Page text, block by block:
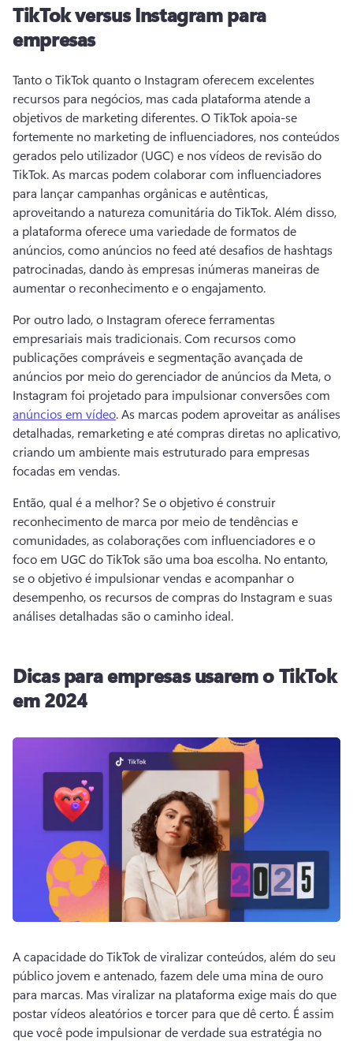
TikTok versus Instagram para
empresas
Tanto o TikTok quanto o Instagram oferecem excelentes
recursos para negócios, mas cada plataforma atende a
objetivos de marketing diferentes. O TikTok apoia-se
fortemente no marketing de influenciadores, nos conteúdos
gerados pelo utilizador (UGC) e nos vídeos de revisão do
TikTok. As marcas podem colaborar com influenciadores
para lançar campanhas orgânicas e autênticas,
aproveitando a natureza comunitária do TikTok. Além disso,
a plataforma oferece uma variedade de formatos de
anúncios, como anúncios no feed até desafios de hashtags
patrocinadas, dando às empresas inúmeras maneiras de
aumentar o reconhecimento e o engajamento.
Por outro lado, o Instagram oferece ferramentas
empresariais mais tradicionais. Com recursos como
publicações compráveis e segmentação avançada de
anúncios por meio do gerenciador de anúncios da Meta, o
Instagram foi projetado para impulsionar conversões com
anúncios em vídeo. As marcas podem aproveitar as análises
detalhadas, remarketing e até compras diretas no aplicativo,
criando um ambiente mais estruturado para empresas
focadas em vendas.
Então, qual é a melhor? Se o objetivo é construir
reconhecimento de marca por meio de tendências e
comunidades, as colaborações com influenciadores e o
foco em UGC do TikTok são uma boa escolha. No entanto,
se o objetivo é impulsionar vendas e acompanhar o
desempenho, os recursos de compras do Instagram e suas
análises detalhadas são o caminho ideal.
Dicas para empresas usarem o TikTok
em 2024
A capacidade do TikTok de viralizar conteúdos, além do seu
público jovem e antenado, fazem dele uma mina de ouro
para marcas. Mas viralizar na plataforma exige mais do que
postar vídeos aleatórios e torcer para que dê certo. É assim
que você pode impulsionar de verdade sua estratégia no